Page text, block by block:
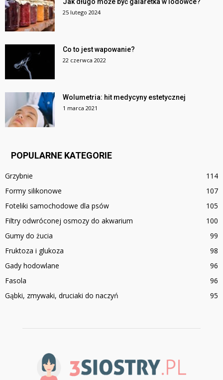
Jak długo może być galaretka w lodówce?
25 lutego 2024
Co to jest wapowanie?
22 czerwca 2022
Wolumetria: hit medycyny estetycznej
1 marca 2021
POPULARNE KATEGORIE
Grzybnie
114
Formy silikonowe
107
Foteliki samochodowe dla psów
105
Filtry odwróconej osmozy do akwarium
100
Gumy do żucia
99
Fruktoza i glukoza
98
Gady hodowlane
96
Fasola
96
Gąbki, zmywaki, druciaki do naczyń
95